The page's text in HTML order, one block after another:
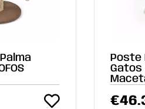
Poste
Gatos
€